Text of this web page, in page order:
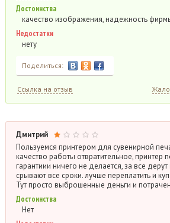
Достоинства
качество изображения, надежность
Недостатки
нету
Поделиться:
Ссылка на отзыв
Дмитрий
Пользуемся принтером для сувенирной
качество работы отвратительное, принтер
гарантиии ничего не делается, за все
срывают все сроки. лучше переплатить и
Тут просто выброшенные деньги и
Достоинства
Нет